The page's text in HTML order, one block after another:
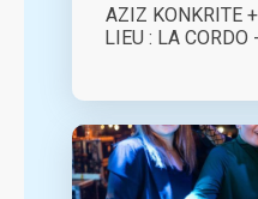
AZIZ KONKRITE
LIEU : LA CORDO